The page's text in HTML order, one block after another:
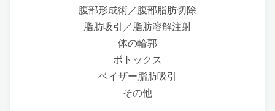
腹部形成術／腹部脂肪切除
脂肪吸引／脂肪溶解注射
体の輪郭
ボトックス
ベイザー脂肪吸引
その他